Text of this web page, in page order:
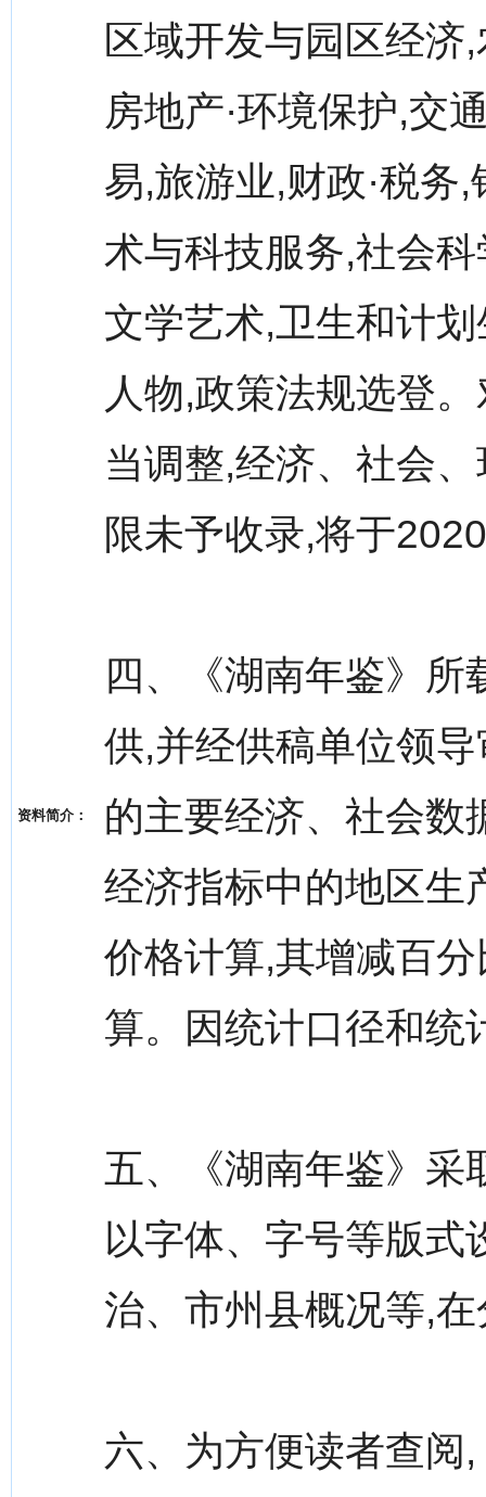
资料简介：
区域开发与园区经济
房地产·环境保护,交
易,旅游业,财政·税务
术与科技服务,社会
文学艺术,卫生和计
人物,政策法规选登
当调整,经济、社会
限未予收录,将于
四、《湖南年鉴》
供,并经供稿单位领
的主要经济、社会数
经济指标中的地区生
价格计算,其增减百
算。因统计口径和统
五、《湖南年鉴》采
以字体、字号等版式
治、市州县概况等,
六、为方便读者查阅